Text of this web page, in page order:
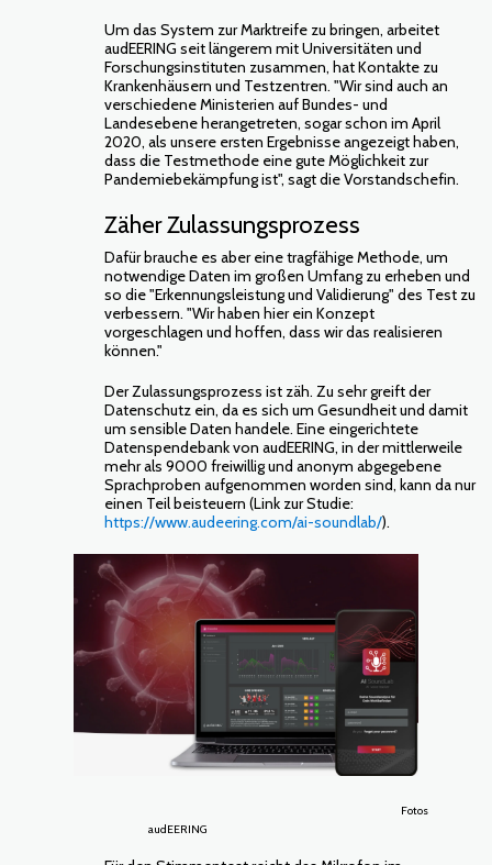
Um das System zur Marktreife zu bringen, arbeitet
audEERING seit längerem mit Universitäten und
Forschungsinstituten zusammen, hat Kontakte zu
Krankenhäusern und Testzentren. "Wir sind auch an
verschiedene Ministerien auf Bundes- und
Landesebene herangetreten, sogar schon im April
2020, als unsere ersten Ergebnisse angezeigt haben,
dass die Testmethode eine gute Möglichkeit zur
Pandemiebekämpfung ist", sagt die Vorstandschefin.
Zäher Zulassungsprozess
Dafür brauche es aber eine tragfähige Methode, um
notwendige Daten im großen Umfang zu erheben und
so die "Erkennungsleistung und Validierung" des Test zu
verbessern. "Wir haben hier ein Konzept
vorgeschlagen und hoffen, dass wir das realisieren
können."
Der Zulassungsprozess ist zäh. Zu sehr greift der
Datenschutz ein, da es sich um Gesundheit und damit
um sensible Daten handele. Eine eingerichtete
Datenspendebank von audEERING, in der mittlerweile
mehr als 9000 freiwillig und anonym abgegebene
Sprachproben aufgenommen worden sind, kann da nur
einen Teil beisteuern (Link zur Studie:
https://www.audeering.com/ai-soundlab/).
Fotos
audEERING